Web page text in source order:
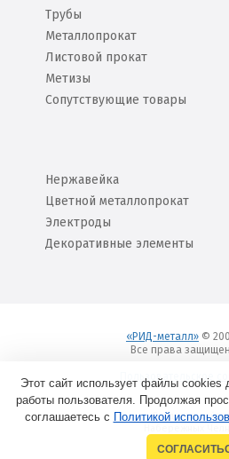
Трубы
Металлопрокат
Листовой прокат
Метизы
Сопутствующие товары
Нержавейка
Цветной металлопрокат
Электроды
Декоративные элементы
«РИД-металл»©
Все права
Пользовательское
Создание
Этот сайт использует файлы cookies
работы пользователя. Продолжая
соглашаетесь с Политикой